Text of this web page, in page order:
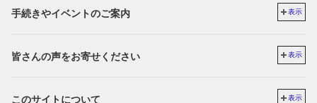
手続きやイベントのご案内 表示
皆さんの声をお寄せください 表示
このサイトについて 表示